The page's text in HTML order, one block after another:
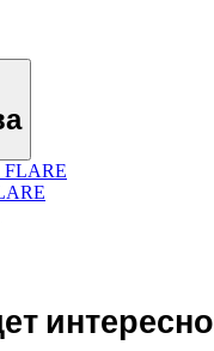
FLARE
интересно